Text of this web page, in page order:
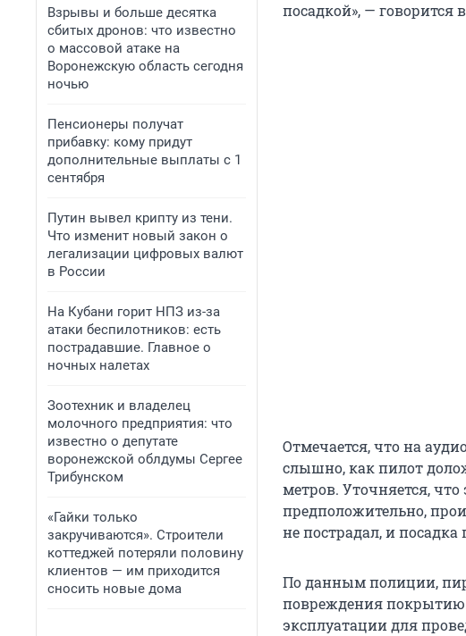
Взрывы и больше десятка
сбитых дронов: что известно
о массовой атаке на
Воронежскую область сегодня
ночью
Пенсионеры получат
прибавку: кому придут
дополнительные выплаты с 1
сентября
Путин вывел крипту из тени.
Что изменит новый закон о
легализации цифровых валют
в России
На Кубани горит НПЗ из-за
атаки беспилотников: есть
пострадавшие. Главное о
ночных налетах
Зоотехник и владелец
молочного предприятия: что
известно о депутате
воронежской облдумы Сергее
Трибунском
«Гайки только
закручиваются». Строители
коттеджей потеряли половину
клиентов — им приходится
сносить новые дома
посадкой», — говорится
Отмечается, что на
слышно, как пилот
метров. Уточняется,
предположительно,
не пострадал, и
По данным полиции,
повреждения
эксплуатации для